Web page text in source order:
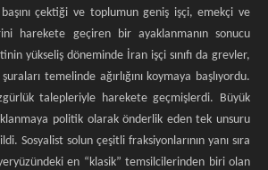
başını çektiği ve toplumun geniş işçi, emekçi ve
harekete geçiren bir ayaklanmanın sonucu
yükseliş döneminde İran işçi sınıfı da grevler,
temelinde ağırlığını koymaya başlıyordu.
talepleriyle harekete geçmişlerdi. Büyük
politik olarak önderlik eden tek unsuru
Sosyalist solun çeşitli fraksiyonlarının yanı sıra
en “klasik” temsilcilerinden biri olan